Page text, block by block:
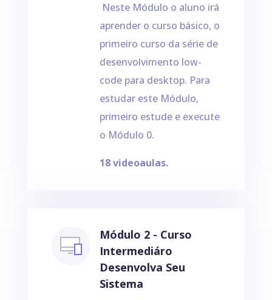
Neste Módulo o aluno irá
aprender o curso básico, o
primeiro curso da série de
desenvolvimento low-
code para desktop. Para
estudar este Módulo,
primeiro estude e execute
o Módulo 0.
18 videoaulas.
Módulo 2 - Curso
Intermediáro
Desenvolva Seu
Sistema